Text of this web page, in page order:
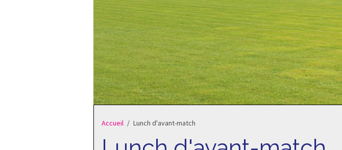
Accueil Lunch d'avant-match